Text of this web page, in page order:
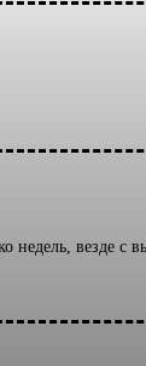
недель, везде